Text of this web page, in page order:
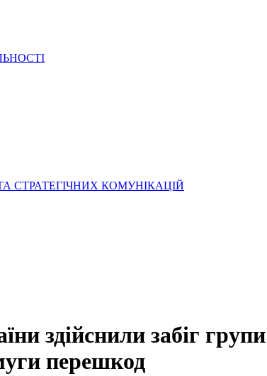
СТРАТЕГІЧНИХ КОМУНІКАЦІЙ
здійснили забіг
перешкод